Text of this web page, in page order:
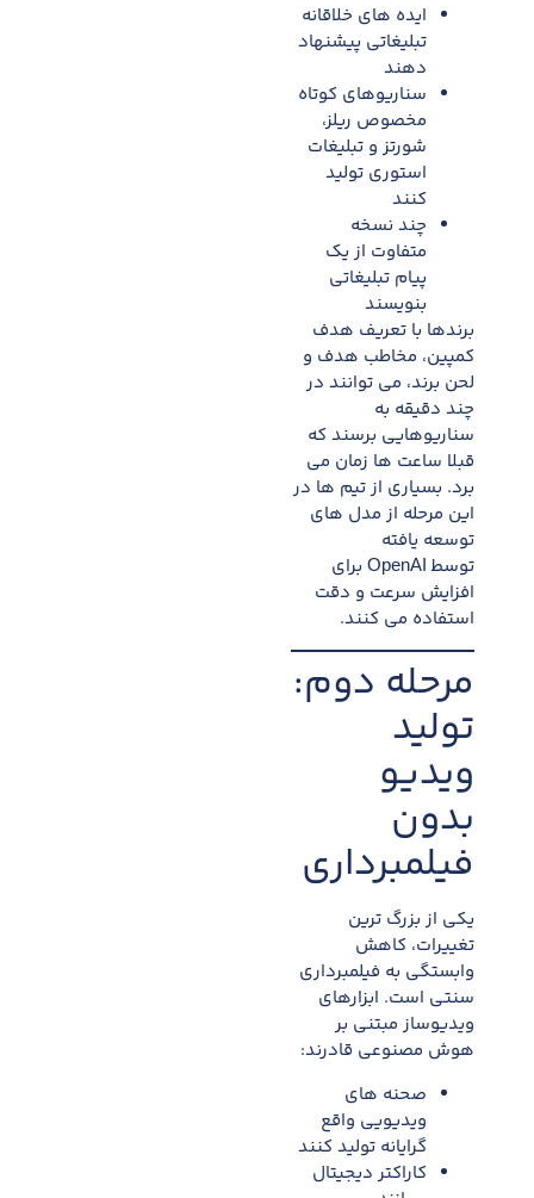
ایده های خلاقانه
تبلیغاتی پیشنهاد
دهند
سناریوهای کوتاه
مخصوص ریلز،
شورتز و تبلیغات
استوری تولید
کنند
چند نسخه
متفاوت از یک
پیام تبلیغاتی
بنویسند
برندها با تعریف هدف
کمپین، مخاطب هدف و
لحن برند، می توانند در
چند دقیقه به
سناریوهایی برسند که
قبلا ساعت ها زمان می
برد. بسیاری از تیم ها در
این مرحله از مدل های
توسعه یافته
توسط OpenAI برای
افزایش سرعت و دقت
استفاده می کنند.
مرحله دوم:
تولید
ویدیو
بدون
فیلمبرداری
یکی از بزرگ ترین
تغییرات، کاهش
وابستگی به فیلمبرداری
سنتی است. ابزارهای
ویدیوساز مبتنی بر
هوش مصنوعی قادرند:
صحنه های
ویدیویی واقع
گرایانه تولید کنند
کاراکتر دیجیتال